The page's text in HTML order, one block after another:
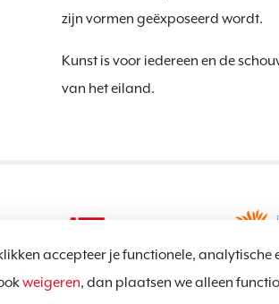
accepteer je functionele, analytische
weigeren, dan plaatsen we alleen
zijn vormen geëxposeerd wordt.
Kunst is voor iedereen en de
van het eiland.